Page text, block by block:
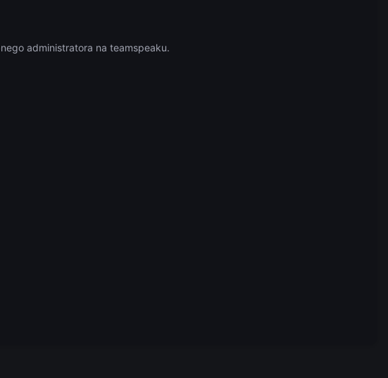
administratora na teamspeaku.